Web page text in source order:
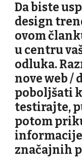
Da biste
design
ovom
u centru
odluka.
nove web /
poboljšati
testirajte,
potom
značajnih